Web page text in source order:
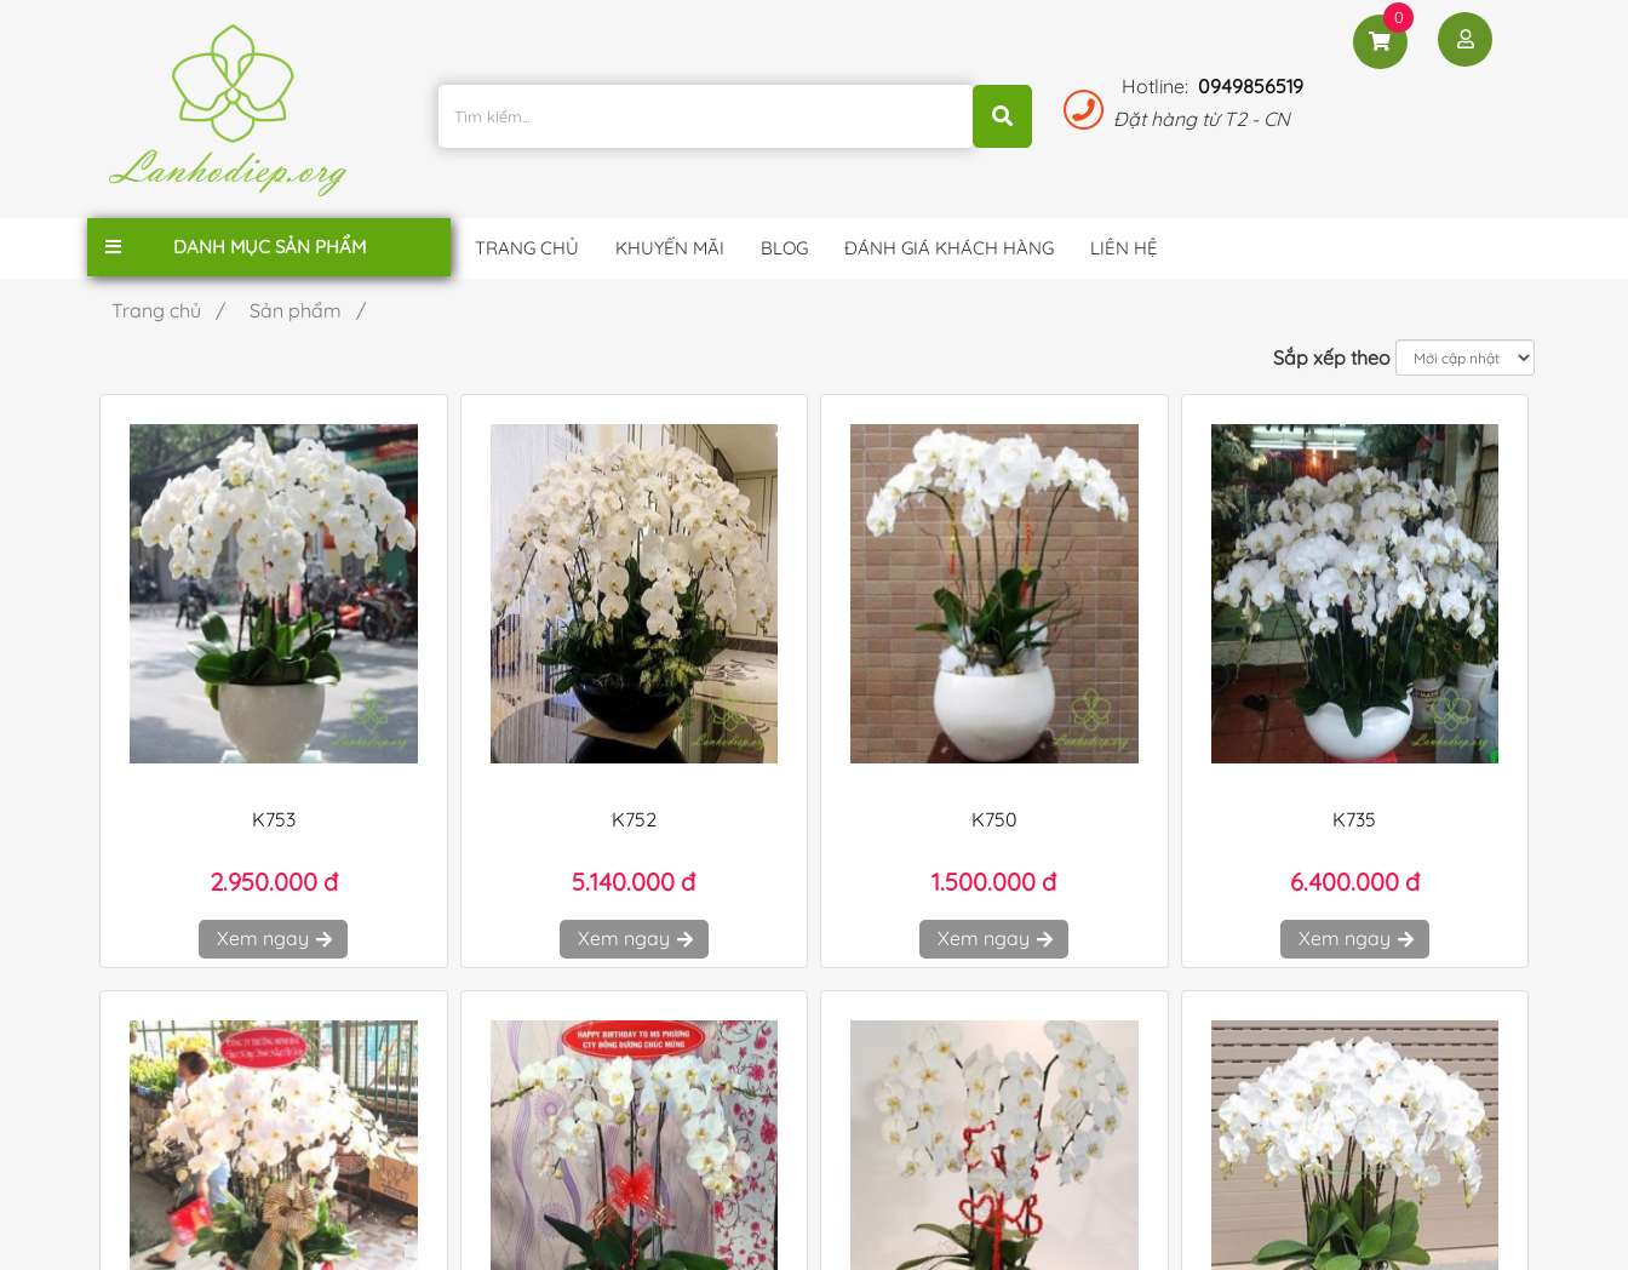
Hotline: 0949856519
Đặt hàng từ T2 - CN
0
TRANG CHỦ KHUYẾN MÃI BLOG ĐÁNH GIÁ KHÁCH HÀNG LIÊN HỆ
DANH MỤC SẢN PHẨM
Trang chủ /
Sản phẩm /
Sắp xếp theo
K753
2.950.000 đ
Xem ngay
K752
5.140.000 đ
Xem ngay
K750
1.500.000 đ
Xem ngay
K735
6.400.000 đ
Xem ngay